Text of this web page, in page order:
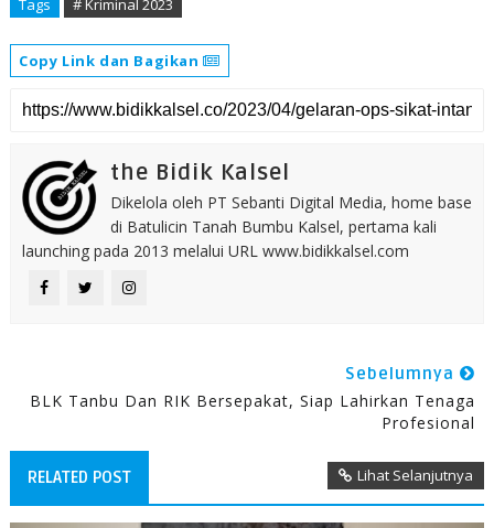
Tags # Kriminal 2023
Copy Link dan Bagikan
the Bidik Kalsel
Dikelola oleh PT Sebanti Digital Media, home base
di Batulicin Tanah Bumbu Kalsel, pertama kali
launching pada 2013 melalui URL www.bidikkalsel.com
Sebelumnya
BLK Tanbu Dan RIK Bersepakat, Siap Lahirkan Tenaga
Profesional
RELATED POST Lihat Selanjutnya